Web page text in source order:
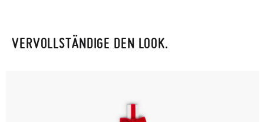
VERVOLLSTÄNDIGE DEN LOOK.